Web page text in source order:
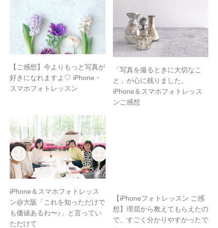
【ご感想】今よりもっと写真が
好きになれますよ♡ iPhone・
スマホフォトレッスン
「写真を撮るときに大切なこ
と」が心に残りました。
iPhone＆スマホフォトレッス
ンご感想
iPhone＆スマホフォトレッス
ン@大阪「これを知っただけで
も価値あるわ〜♪」と言ってい
ただけて
【iPhoneフォトレッスン ご感
想】理屈から教えてもらえたの
で、すごく分かりやすかったで